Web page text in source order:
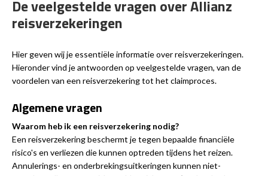
De veelgestelde vragen over Allianz
reisverzekeringen
Hier geven wij je essentiële informatie over reisverzekeringen.
Hieronder vind je antwoorden op veelgestelde vragen, van de
voordelen van een reisverzekering tot het claimproces.
Algemene vragen
Waarom heb ik een reisverzekering nodig?
Een reisverzekering beschermt je tegen bepaalde financiële
risico's en verliezen die kunnen optreden tijdens het reizen.
Annulerings- en onderbrekingsuitkeringen kunnen niet-